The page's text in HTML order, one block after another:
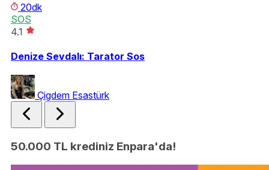
20dk
SOS
4.1
Denize Sevdalı: Tarator Sos
Çigdem Esastürk
50.000 TL krediniz Enpara'da!